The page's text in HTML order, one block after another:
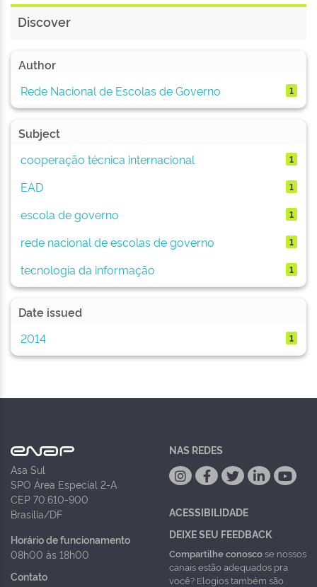
Discover
Author
Rede Nacional de Escolas de Governo
1
Subject
cooperação técnica internacional
1
EAD 1
escola de governo 1
rede nacional de escolas de governo 1
tecnologia da informação 1
Date issued
2014
1
Asa Sul
SPO Área Especial 2-A
CEP 70.610-900
Brasília/DF
Horário de funcionamento
08h00 às 18h00
Contato
NAS REDES
ACESSIBILIDADE
DEIXE SEU FEEDBACK
Compartilhe conoscose nossos
canais estão adequados pra
você? Elogios também são